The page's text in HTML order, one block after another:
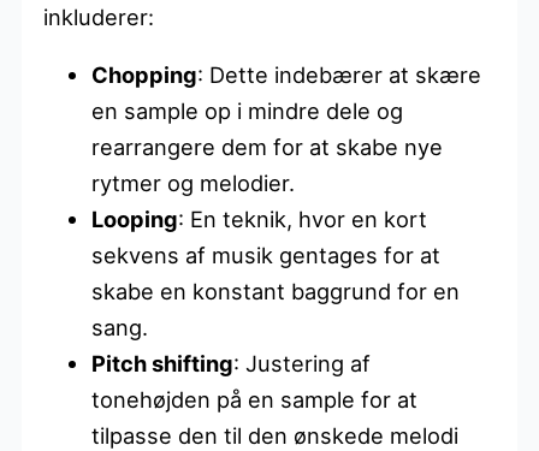
inkluderer:
Chopping: Dette indebærer at skære
en sample op i mindre dele og
rearrangere dem for at skabe nye
rytmer og melodier.
Looping: En teknik, hvor en kort
sekvens af musik gentages for at
skabe en konstant baggrund for en
sang.
Pitch shifting: Justering af
tonehøjden på en sample for at
tilpasse den til den ønskede melodi